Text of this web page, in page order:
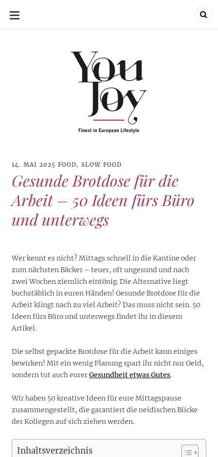
SKIP
14. MAI 2025 FOOD, SLOW FOOD
Gesunde Brotdose für die
Arbeit – 50 Ideen fürs Büro
und unterwegs
Wer kennt es nicht? Mittags schnell in die Kantine oder
zum nächsten Bäcker – teuer, oft ungesund und nach
zwei Wochen ziemlich eintönig. Die Alternative liegt
buchstäblich in euren Händen! Gesunde Brotdose für die
Arbeit klingt nach zu viel Arbeit? Das muss nicht sein. 50
Ideen fürs Büro und unterwegs findet ihr in diesem
Artikel.
Die selbst gepackte Brotdose für die Arbeit kann einiges
bewirken! Mit ein wenig Planung spart ihr nicht nur Geld,
sondern tut auch eurerGesundheit etwas Gutes.
Wir haben 50 kreative Ideen für eure Mittagspause
zusammengestellt, die garantiert die neidischen Blicke
der Kollegen auf sich ziehen werden.
Inhaltsverzeichnis